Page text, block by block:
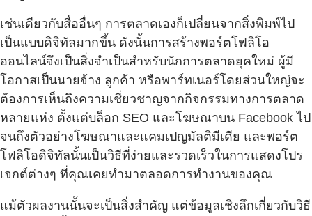
เช่นเดียวกับสื่ออื่นๆ การตลาดเองก็เปลี่ยนจากสิ่งพิมพ์ไป
เป็นแบบดิจิทัลมากขึ้น ดังนั้นการสร้างพอร์ตโฟลิโอ
ออนไลน์จึงเป็นสิ่งจำเป็นสำหรับนักการตลาดยุคใหม่ ผู้มี
โอกาสเป็นนายจ้าง ลูกค้า หรือพาร์ทเนอร์โดยส่วนใหญ่จะ
ต้องการเห็นถึงความเชี่ยวชาญจากกิจกรรมทางการตลาด
หลายแห่ง ตั้งแต่บล็อก SEO และโฆษณาบน Facebook ไป
จนถึงตัวอย่างโฆษณาและแคมเปญมัลติมีเดีย และพอร์ต
โฟลิโอดิจิทัลนั้นเป็นวิธีที่ง่ายและรวดเร็วในการแสดงโปร
เจกต์ต่างๆ ที่คุณเคยทำมาตลอดการทำงานของคุณ
แม้ตัวผลงานนั้นจะเป็นสิ่งสำคัญ แต่ข้อมูลเชิงลึกเกี่ยวกับวิธี